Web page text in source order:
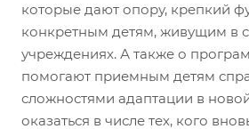
которые дают опору, крепкий
конкретным детям, живущим в
учреждениях. А также о
помогают приемным детям
сложностями адаптации в
оказаться в числе тех, кого